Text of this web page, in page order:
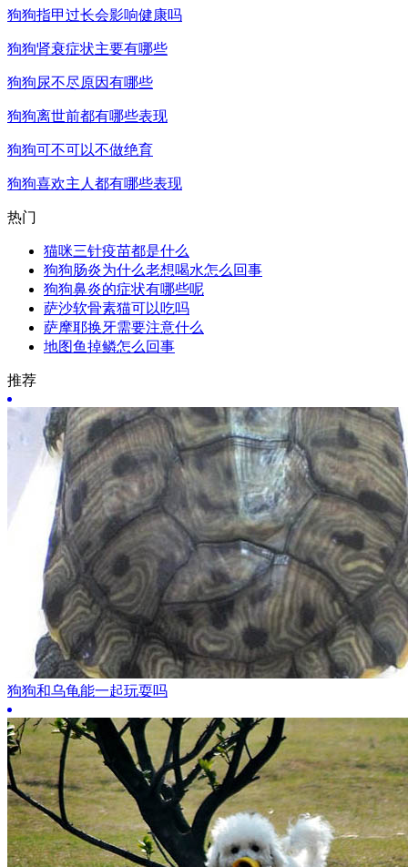
狗狗指甲过长会影响健康吗
狗狗肾衰症状主要有哪些
狗狗尿不尽原因有哪些
狗狗离世前都有哪些表现
狗狗可不可以不做绝育
狗狗喜欢主人都有哪些表现
热门
猫咪三针疫苗都是什么
狗狗肠炎为什么老想喝水怎么回事
狗狗鼻炎的症状有哪些呢
萨沙软骨素猫可以吃吗
萨摩耶换牙需要注意什么
地图鱼掉鳞怎么回事
推荐
狗狗和乌龟能一起玩耍吗